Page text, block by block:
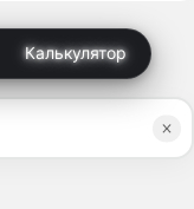
Калькулятор